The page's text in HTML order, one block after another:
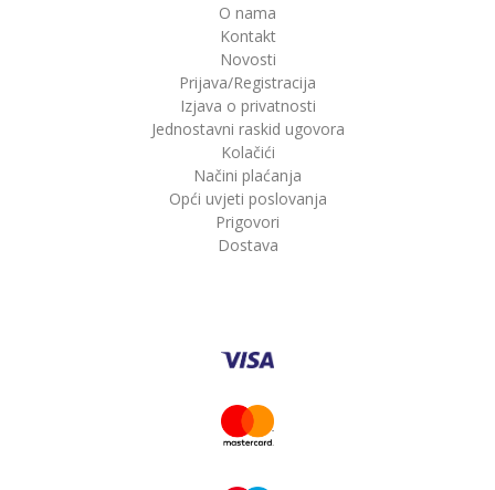
O nama
Kontakt
Novosti
Prijava/Registracija
Izjava o privatnosti
Jednostavni raskid ugovora
Kolačići
Načini plaćanja
Opći uvjeti poslovanja
Prigovori
Dostava